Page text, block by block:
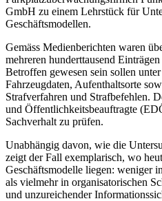
GmbH zu einem Lehrstück für
Geschäftsmodellen.
Gemäss Medienberichten waren
mehreren hunderttausend
Betroffen gewesen sein sollen
Fahrzeugdaten, Aufenthaltsorte
Strafverfahren und Strafbefehlen.
und Öffentlichkeitsbeauftragte
Sachverhalt zu prüfen.
Unabhängig davon, wie die
zeigt der Fall exemplarisch, wo
Geschäftsmodelle liegen: weniger
als vielmehr in organisatorischen
und unzureichender